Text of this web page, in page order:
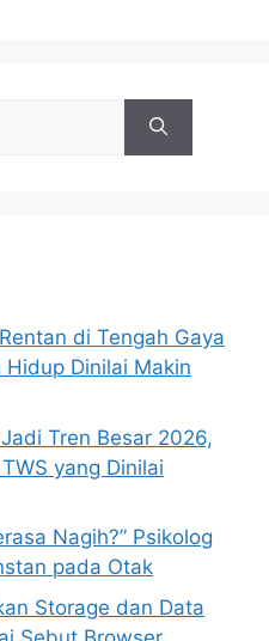
di Tengah Gaya
Dinilai Makin
Tren Besar 2026,
yang Dinilai
Nagih?” Psikolog
pada Otak
Storage dan Data